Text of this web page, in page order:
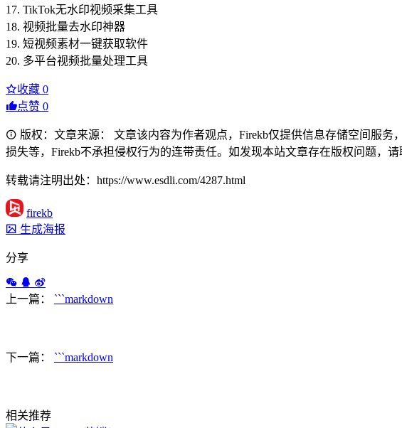
17. TikTok无水印视频采集工具
18. 视频批量去水印神器
19. 短视频素材一键获取软件
20. 多平台视频批量处理工具
收藏 0
点赞 0
版权：文章来源： 文章该内容为作者观点，Firekb仅提供信息存储空间服
损失等，Firekb不承担侵权行为的连带责任。如发现本站文章存在版权问题，请
转载请注明出处：https://www.esdli.com/4287.html
firekb
生成海报
分享
上一篇： ```markdown
下一篇： ```markdown
相关推荐